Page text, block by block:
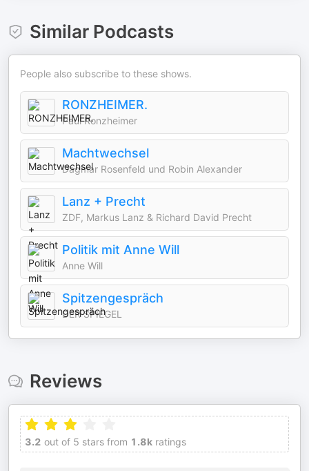
Similar Podcasts
People also subscribe to these shows.
RONZHEIMER.
Paul Ronzheimer
Machtwechsel
Dagmar Rosenfeld und Robin Alexander
Lanz + Precht
ZDF, Markus Lanz & Richard David Precht
Politik mit Anne Will
Anne Will
Spitzengespräch
DER SPIEGEL
Reviews
3.2 out of 5 stars from 1.8k ratings